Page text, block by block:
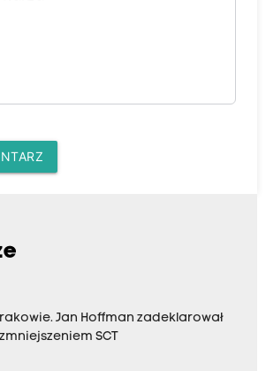
Jan Hoffman zadeklarował
SCT